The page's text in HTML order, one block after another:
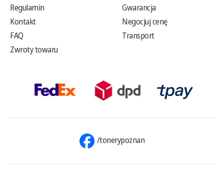
Regulamin
Kontakt
FAQ
Zwroty towaru
Gwarancja
Negocjuj cenę
Transport
/tonerypoznan